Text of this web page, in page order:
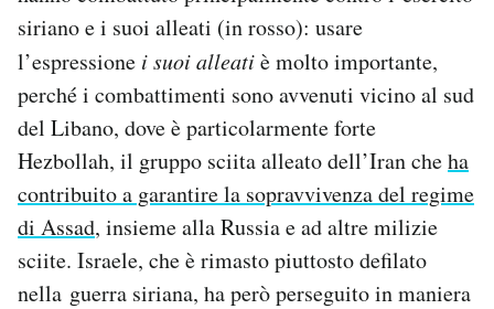
siriano e i suoi alleati (in rosso): usare
l’espressione i suoi alleatiè molto importante,
perché i combattimenti sono avvenuti vicino al sud
del Libano, dove è particolarmente forte
Hezbollah, il gruppo sciita alleato dell’Iran cheha
contribuito a garantire la sopravvivenza del regime
di Assad, insieme alla Russia e ad altre milizie
sciite. Israele, che è rimasto piuttosto defilato
nella guerra siriana, ha però perseguito in maniera